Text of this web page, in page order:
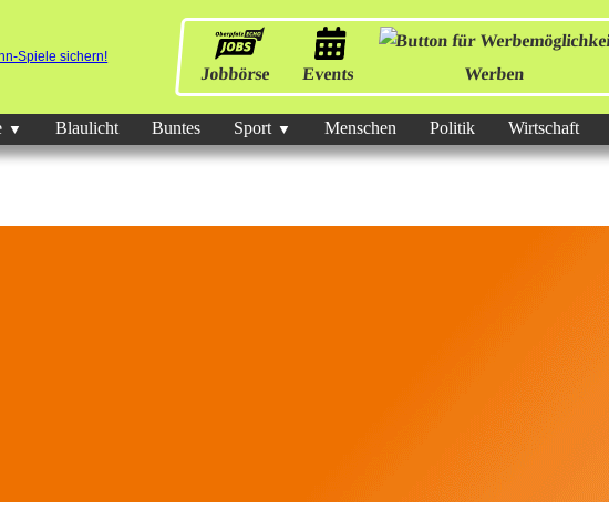
Jobbörse Events Werben
Blaulicht Buntes Sport Menschen Politik Wirtschaft